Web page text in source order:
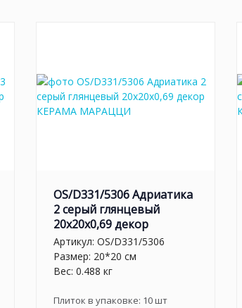
OS/D331/5306 Адриатика
2 серый глянцевый
20x20x0,69 декор
Артикул: OS/D331/5306
Размер: 20*20 см
Вес: 0.488 кг
Плиток в упаковке: 10шт